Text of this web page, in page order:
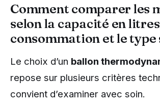
Comment comparer les
selon la capacité en
consommation et le type
Le choix d’un ballon
repose sur plusieurs critères
convient d’examiner avec soin.